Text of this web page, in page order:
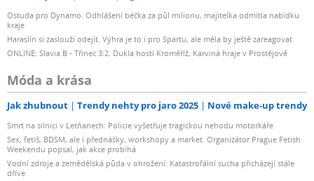
Ostuda pro Dynamo. Odhlášení béčka za půl milionu, majitelka odmítla nabídku
kraje
Haraslín si zaslouží odejít. Výhra je to i pro Spartu, ale měla by ještě zareagovat
ONLINE: Slavia B - Třinec 3:2. Dukla hostí Kroměříž, Karviná hraje v Prostějově
Móda a krása
Jak zhubnout Trendy nehty pro jaro 2025 Nové make-up trendy
Smrt na silnici v Letňanech: Policie vyšetřuje tragickou nehodu motorkáře
Sex, fetiš, BDSM, ale i přednášky, workshopy a market. Organizátor Prague Fetish
Weekendu popsal, jak akce probíhá
Vodní zdroje a zemědělská půda v ohrožení: Katastrofální sucha přicházejí stále
dříve